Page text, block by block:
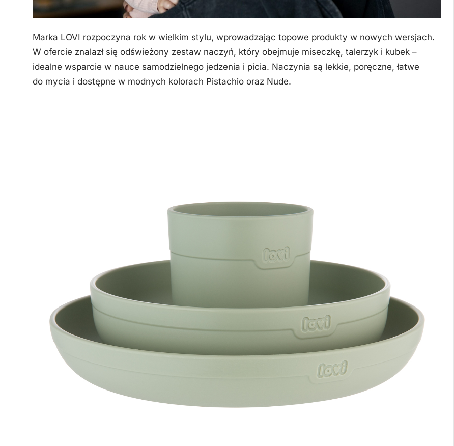
Marka LOVI rozpoczyna rok w wielkim stylu, wprowadzając topowe produkty w nowych wersjach.
W ofercie znalazł się odświeżony zestaw naczyń, który obejmuje miseczkę, talerzyk i kubek –
idealne wsparcie w nauce samodzielnego jedzenia i picia. Naczynia są lekkie, poręczne, łatwe
do mycia i dostępne w modnych kolorach Pistachio oraz Nude.